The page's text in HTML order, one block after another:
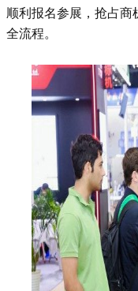
顺利报名参展，抢占商
全流程。